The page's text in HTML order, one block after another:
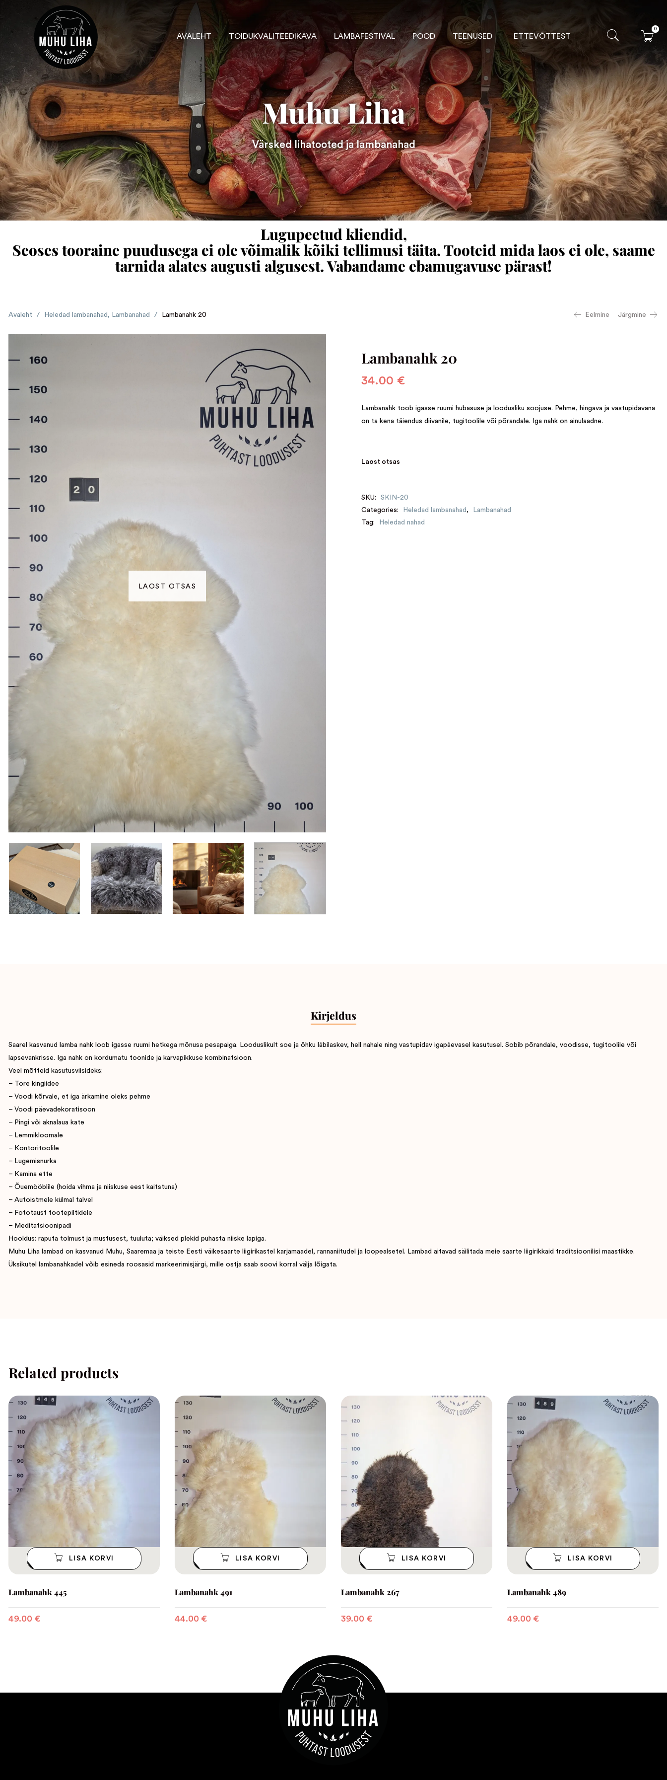
AVALEHT TOIDUKVALITEEDIKAVA LAMBAFESTIVAL POOD TEENUSED ETTEVÕTTEST
0
Muhu Liha
Värsked lihatooted ja lambanahad
Lugupeetud kliendid,
Seoses tooraine puudusega ei ole võimalik kõiki tellimusi täita. Tooteid mida laos ei ole, saame
tarnida alates augusti algusest. Vabandame ebamugavuse pärast!
Avaleht / Heledad lambanahad , Lambanahad / Lambanahk 20 Eelmine Järgmine
LAOST OTSAS
Lambanahk 20
34.00 €
Lambanahk toob igasse ruumi hubasuse ja loodusliku soojuse. Pehme, hingava ja vastupidavana
on ta kena täiendus diivanile, tugitoolile või põrandale. Iga nahk on ainulaadne.
Laost otsas
SKU:
SKIN-20
Categories:
Heledad lambanahad ,
Lambanahad
Tag:
Heledad nahad
Kirjeldus
Saarel kasvanud lamba nahk loob igasse ruumi hetkega mõnusa pesapaiga. Looduslikult soe ja õhku läbilaskev, hell nahale ning vastupidav igapäevasel kasutusel. Sobib põrandale, voodisse, tugitoolile või
lapsevankrisse. Iga nahk on kordumatu toonide ja karvapikkuse kombinatsioon.
Veel mõtteid kasutusviisideks:
– Tore kingiidee
– Voodi kõrvale, et iga ärkamine oleks pehme
– Voodi päevadekoratisoon
– Pingi või aknalaua kate
– Lemmikloomale
– Kontoritoolile
– Lugemisnurka
– Kamina ette
– Õuemööblile (hoida vihma ja niiskuse eest kaitstuna)
– Autoistmele külmal talvel
– Fototaust tootepiltidele
– Meditatsioonipadi
Hooldus: raputa tolmust ja mustusest, tuuluta; väiksed plekid puhasta niiske lapiga.
Muhu Liha lambad on kasvanud Muhu, Saaremaa ja teiste Eesti väikesaarte liigirikastel karjamaadel, rannaniitudel ja loopealsetel. Lambad aitavad säilitada meie saarte liigirikkaid traditsioonilisi maastikke.
Üksikutel lambanahkadel võib esineda roosasid markeerimisjärgi, mille ostja saab soovi korral välja lõigata.
Related products
LISA KORVI
Lambanahk 445
49.00 €
LISA KORVI
Lambanahk 491
44.00 €
LISA KORVI
Lambanahk 267
39.00 €
LISA KORVI
Lambanahk 489
49.00 €